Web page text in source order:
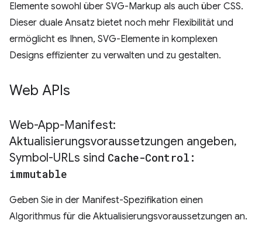
Elemente sowohl über SVG-Markup als auch über CSS.
Dieser duale Ansatz bietet noch mehr Flexibilität und
ermöglicht es Ihnen, SVG-Elemente in komplexen
Designs effizienter zu verwalten und zu gestalten.
Web APIs
Web-App-Manifest:
Aktualisierungsvoraussetzungen angeben,
Symbol-URLs sind Cache-Control:
immutable
Geben Sie in der Manifest-Spezifikation einen
Algorithmus für die Aktualisierungsvoraussetzungen an.